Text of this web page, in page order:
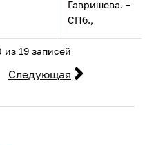
Гавришева. –
СПб.,
из 19 записей
Следующая